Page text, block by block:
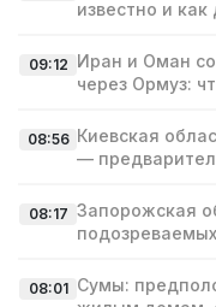
известно и как
09:12 Иран и Оман
через Ормуз:
08:56 Киевская
—
08:17 Запорожская
08:01 Сумы: